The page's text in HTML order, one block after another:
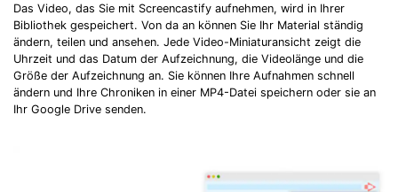
Das Video, das Sie mit Screencastify aufnehmen, wird in Ihrer
Bibliothek gespeichert. Von da an können Sie Ihr Material ständig
ändern, teilen und ansehen. Jede Video-Miniaturansicht zeigt die
Uhrzeit und das Datum der Aufzeichnung, die Videolänge und die
Größe der Aufzeichnung an. Sie können Ihre Aufnahmen schnell
ändern und Ihre Chroniken in einer MP4-Datei speichern oder sie an
Ihr Google Drive senden.